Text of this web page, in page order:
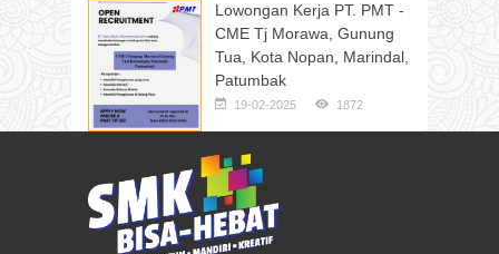
Lowongan Kerja PT. PMT -
CME Tj Morawa, Gunung
Tua, Kota Nopan, Marindal,
Patumbak
19-02-2025 1872